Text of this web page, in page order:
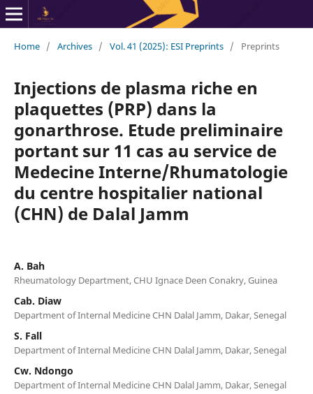
Home / Archives / Vol. 41 (2025): ESI Preprints / Preprints
Injections de plasma riche en
plaquettes (PRP) dans la
gonarthrose. Etude preliminaire
portant sur 11 cas au service de
Medecine Interne/Rhumatologie
du centre hospitalier national
(CHN) de Dalal Jamm
A. Bah
Rheumatology Department, CHU Ignace Deen Conakry, Guinea
Cab. Diaw
Department of Internal Medicine CHN Dalal Jamm, Dakar, Senegal
S. Fall
Department of Internal Medicine CHN Dalal Jamm, Dakar, Senegal
Cw. Ndongo
Department of Internal Medicine CHN Dalal Jamm, Dakar, Senegal